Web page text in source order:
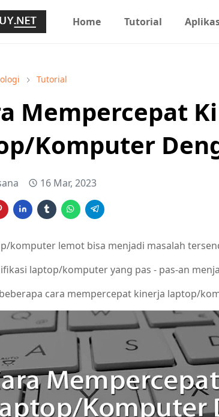
Home Tutorial
Tutorial
Mempercepat
Komputer
16 Mar, 2023
komputer lemot bisa menjadi masalah
laptop/komputer yang pas - pas-an
cara mempercepat kinerja laptop/